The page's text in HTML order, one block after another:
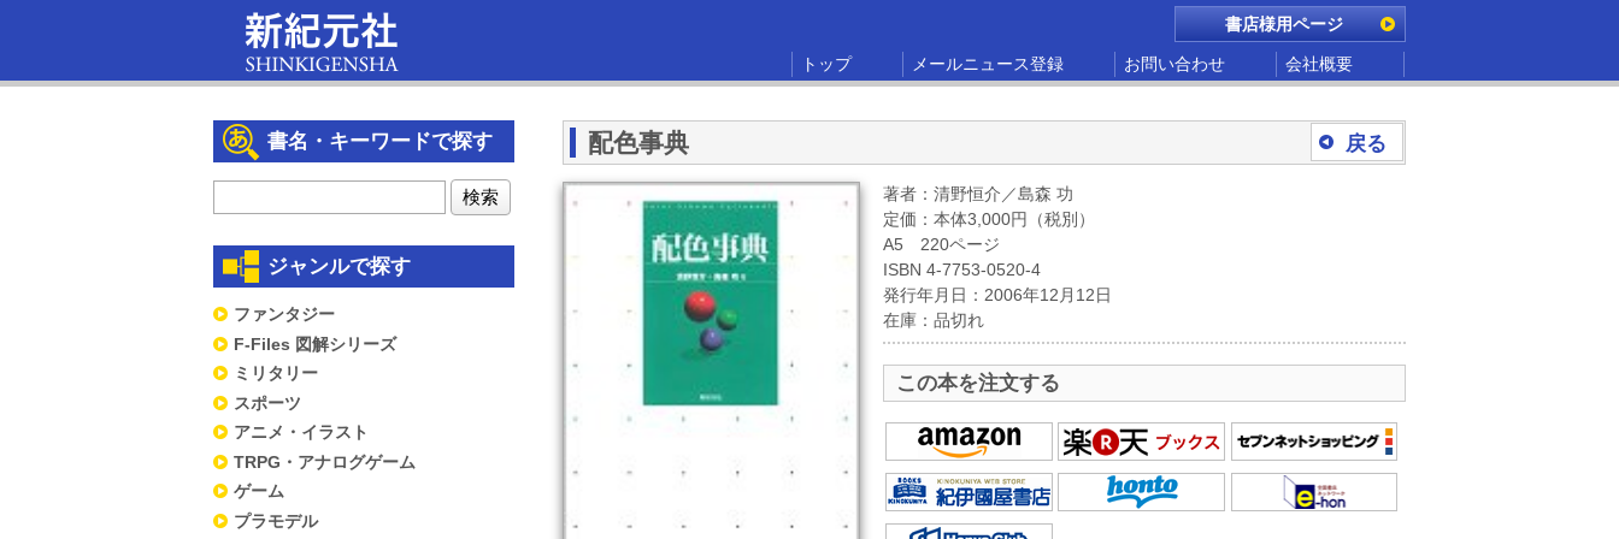
書店様用ページ
トップ メールニュース登録 お問い合わせ 会社概要
戻る
配色事典
著者：清野恒介／島森 功
定価：本体3,000円（税別）
A5 220ページ
ISBN 4-7753-0520-4
発行年月日：2006年12月12日
在庫：品切れ
この本を注文する
書名・キーワードで探す
ジャンルで探す
ファンタジー
F-Files 図解シリーズ
ミリタリー
スポーツ
アニメ・イラスト
TRPG・アナログゲーム
ゲーム
プラモデル